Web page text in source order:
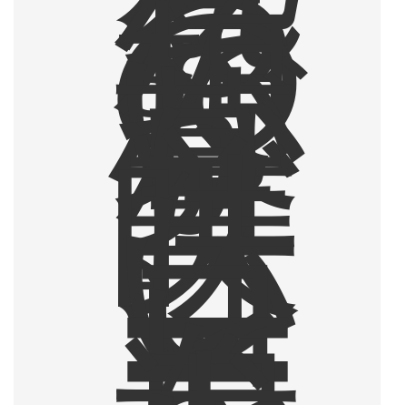
の
想
い
が
募
り
、
美
味
し
い
コ
ー
ヒ